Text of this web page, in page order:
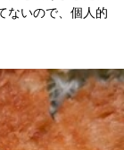
ないので、個人的